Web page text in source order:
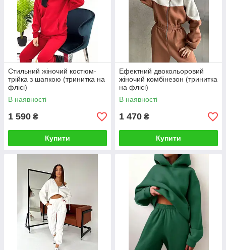
Стильний жіночий костюм-
трійка з шапкою (тринитка на
флісі)
В наявності
1 590 ₴
Купити
Ефектний двокольоровий
жіночий комбінезон (тринитка
на флісі)
В наявності
1 470 ₴
Купити